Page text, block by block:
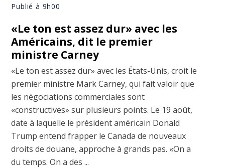
Publié à 9h00
«Le ton est assez dur» avec les
Américains, dit le premier
ministre Carney
«Le ton est assez dur» avec les États-Unis, croit le
premier ministre Mark Carney, qui fait valoir que
les négociations commerciales sont
«constructives» sur plusieurs points. Le 19 août,
date à laquelle le président américain Donald
Trump entend frapper le Canada de nouveaux
droits de douane, approche à grands pas. «On a
du temps. On a des ...